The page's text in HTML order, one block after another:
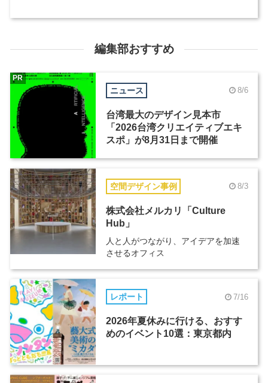
編集部おすすめ
ニュース 8/6
台湾最大のデザイン見本市
「2026台湾クリエイティブエキ
スポ」が8月31日まで開催
PR
空間デザイン事例 8/3
株式会社メルカリ「Culture
Hub」
人と人がつながり、アイデアを加速
させるオフィス
レポート 7/16
2026年夏休みに行ける、おすす
めのイベント10選：東京都内